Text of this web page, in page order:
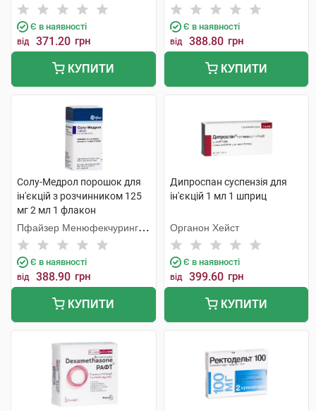
Є в наявності
від 371.20 грн
КУПИТИ
Є в наявності
від 388.80 грн
КУПИТИ
Солу-Медрол порошок для
ін'єкцій з розчинником 125
мг 2 мл 1 флакон
Пфайзер Менюфекчуринг
Бельгія
Є в наявності
від 388.90 грн
КУПИТИ
Дипроспан суспензія для
ін'єкцій 1 мл 1 шприц
Органон Хейст
Є в наявності
від 399.60 грн
КУПИТИ